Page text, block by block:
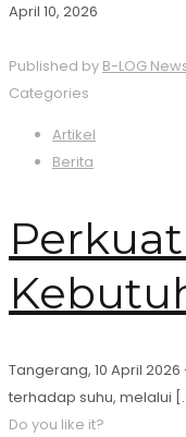
April 10, 2026
Published by B-LOG
Categories
Artikel
Berita
Tangerang, 10 April
terhadap suhu, melalui
Do you like it?